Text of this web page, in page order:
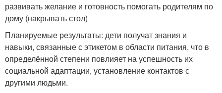
развивать желание и готовность помогать родителям по
дому (накрывать стол)
Планируемые результаты: дети получат знания и
навыки, связанные с этикетом в области питания, что в
определённой степени повлияет на успешность их
социальной адаптации, установление контактов с
другими людьми.